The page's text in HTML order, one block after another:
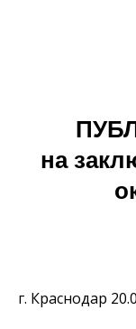
на
г. Краснодар